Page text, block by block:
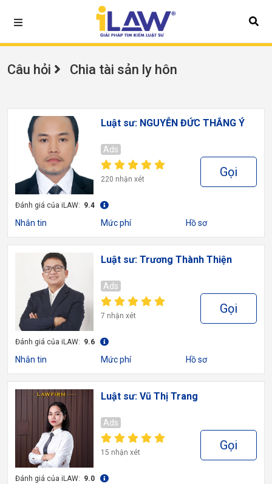
Câu hỏi Chia tài sản ly hôn
Luật sư: NGUYỄN ĐỨC THẮNG Ý
Ads
220 nhận xét Gọi
Đánh giá của iLAW: 9.4
Nhắn tin Mức phí Hồ sơ
Luật sư: Trương Thành Thiện
Ads
7 nhận xét Gọi
Đánh giá của iLAW: 9.6
Nhắn tin Mức phí Hồ sơ
Luật sư: Vũ Thị Trang
Ads
15 nhận xét Gọi
Đánh giá của iLAW: 9.0